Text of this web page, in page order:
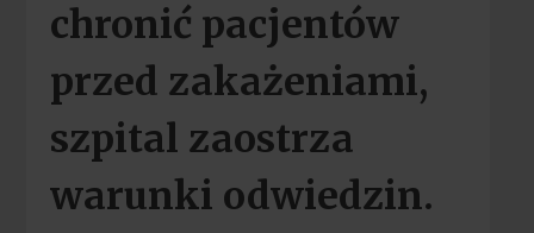
chronić pacjentów
przed zakażeniami,
szpital zaostrza
warunki odwiedzin.